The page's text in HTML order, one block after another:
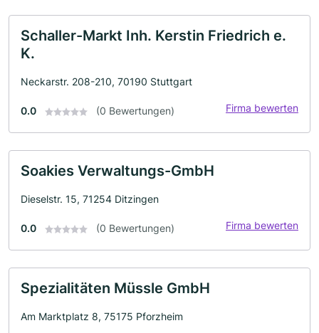
Schaller-Markt Inh. Kerstin Friedrich e.
K.
Neckarstr. 208-210, 70190 Stuttgart
0.0 (0 Bewertungen) Firma bewerten
Soakies Verwaltungs-GmbH
Dieselstr. 15, 71254 Ditzingen
0.0 (0 Bewertungen) Firma bewerten
Spezialitäten Müssle GmbH
Am Marktplatz 8, 75175 Pforzheim